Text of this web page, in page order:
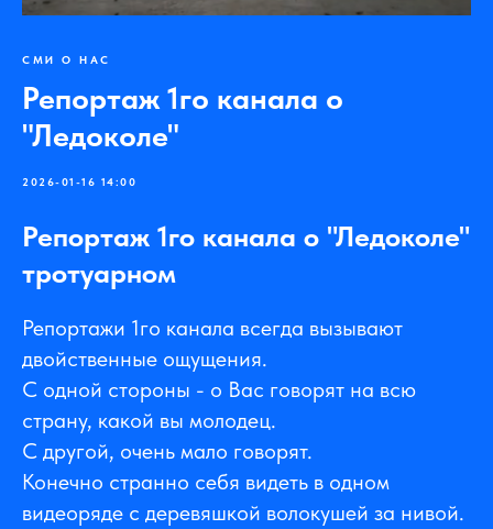
СМИ О НАС
Репортаж 1го канала о
"Ледоколе"
2026-01-16 14:00
Репортаж 1го канала о "Ледоколе"
тротуарном
Репортажи 1го канала всегда вызывают
двойственные ощущения.
С одной стороны - о Вас говорят на всю
страну, какой вы молодец.
С другой, очень мало говорят.
Конечно странно себя видеть в одном
видеоряде с деревяшкой волокушей за нивой.